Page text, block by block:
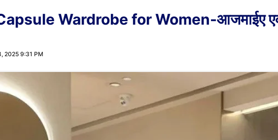
Wardrobe for Women-आजमाईए
2025 9:31 PM